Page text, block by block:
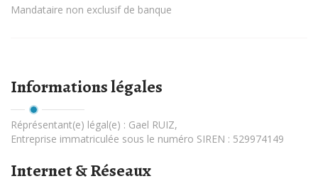
Mandataire non exclusif de banque
Informations légales
Réprésentant(e) légal(e) : Gael RUIZ,
Entreprise immatriculée sous le numéro SIREN : 529974149
Internet & Réseaux